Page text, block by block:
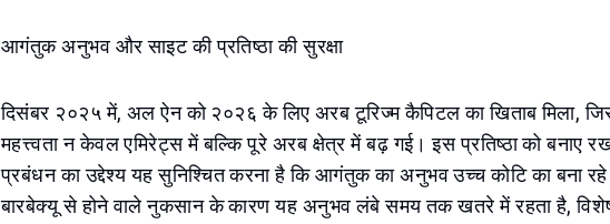
आगंतुक अनुभव और साइट की प्रतिष्ठा की सुरक्षा
दिसंबर २०२५ में, अल ऐन को २०२६ के लिए अरब टूरिज्म कैपिटल का खिताब मिला,
महत्त्वता न केवल एमिरेट्स में बल्कि पूरे अरब क्षेत्र में बढ़ गई। इस प्रतिष्ठा को बनाए
प्रबंधन का उद्देश्य यह सुनिश्चित करना है कि आगंतुक का अनुभव उच्च कोटि का बना
बारबेक्यू से होने वाले नुकसान के कारण यह अनुभव लंबे समय तक खतरे में रहता है,